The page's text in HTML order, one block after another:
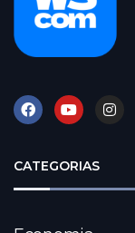
CATEGORIAS